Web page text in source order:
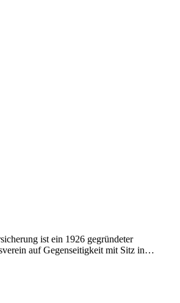
bietet Pflegezusatzversicherung sowie
ist ein 1926 gegründeter
auf Gegenseitigkeit mit Sitz in
an. Eine Pflegebedürftigkeit